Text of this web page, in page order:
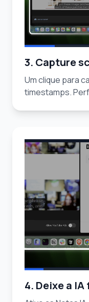
3. Capture
Um clique para
timestamps.
4. Deixe a